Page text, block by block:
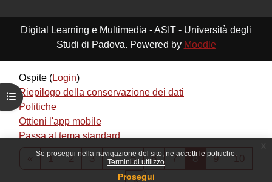
Se prosegui nella navigazione del sito, ne accetti le politiche:
Termini di utilizzo
Prosegui
Apri indice del corso
Pagina precedente
1Pagina 1
2Pagina 2
3Pagina 3
4Pagina 4
5Pagina 5
6Pagina 6
7Pagina 7
8 Pagina 8
9Pagina 9
10
Digital Learning e Multimedia - ASIT - Università degli
Studi di Padova. Powered by Moodle
Ospite (Login)
Riepilogo della conservazione dei dati
Politiche
Ottieni l'app mobile
Passa al tema standard